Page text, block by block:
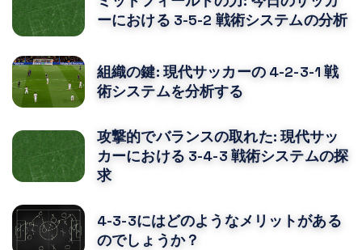
ーにおける 3-5-2 戦術システムの分析
組織の鍵: 現代サッカーの 4-2-3-1 戦
術システムを分析する
攻撃的でバランスの取れた: 現代サッ
カーにおける 3-4-3 戦術システムの探
求
4-3-3にはどのようなメリットがある
のでしょうか？